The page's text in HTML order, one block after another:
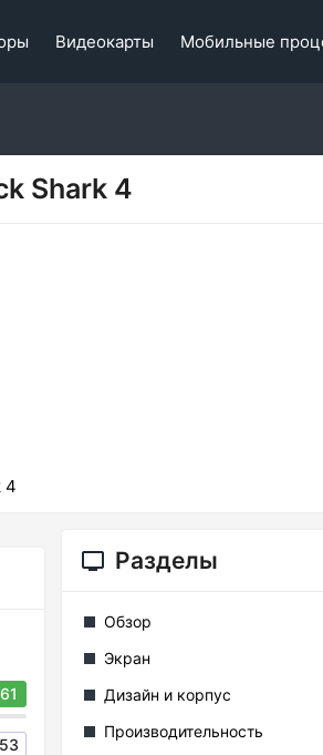
Видеокарты Мобильные
Shark 4
4
61
53
Разделы
Обзор
Экран
Дизайн и корпус
Производительность